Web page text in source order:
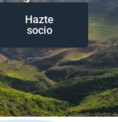
Hazte
socio